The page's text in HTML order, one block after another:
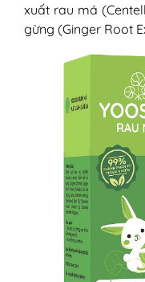
xuất rau má
gừng (Ginger Root